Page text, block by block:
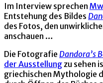
Im Interview sprechen
Entstehung des Bildes
des Fotos, den
anschauen …
Die Fotografie Dandora’s
der Ausstellung zu sehen
griechischen Mythologie